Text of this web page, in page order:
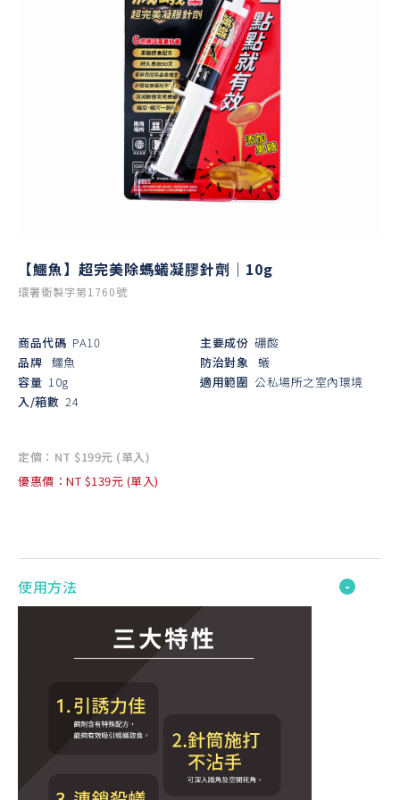
【鱷魚】超完美除螞蟻凝膠針劑｜10g
環署衛製字第1760號
商品代碼 PA10
品牌 鱷魚
容量 10g
入/箱數 24
主要成份 硼酸
防治對象 蟻
適用範圍 公私場所之室內環境
定價：NT $199元 (單入)
優惠價：NT $139元 (單入)
使用方法